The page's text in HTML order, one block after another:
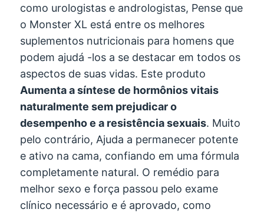
como urologistas e andrologistas, Pense que
o Monster XL está entre os melhores
suplementos nutricionais para homens que
podem ajudá -los a se destacar em todos os
aspectos de suas vidas. Este produto
Aumenta a síntese de hormônios vitais
naturalmente sem prejudicar o
desempenho e a resistência sexuais. Muito
pelo contrário, Ajuda a permanecer potente
e ativo na cama, confiando em uma fórmula
completamente natural. O remédio para
melhor sexo e força passou pelo exame
clínico necessário e é aprovado, como